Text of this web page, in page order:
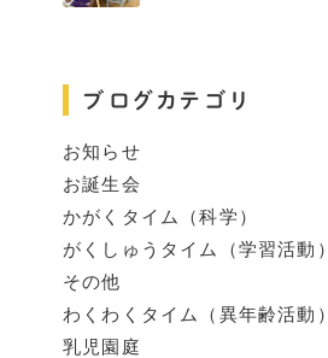
ブログカテゴリ
お知らせ
お誕生会
かがくタイム（科学）
がくしゅうタイム（学習活動）
その他
わくわくタイム（異年齢活動）
乳児園庭